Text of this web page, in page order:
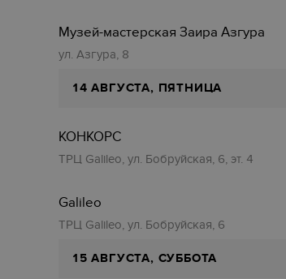
Музей-мастерская Заира Азгура
ул. Азгура, 8
14 АВГУСТА, ПЯТНИЦА
КОНКОРС
ТРЦ Galileo, ул. Бобруйская, 6, эт. 4
Galileo
ТРЦ Galileo, ул. Бобруйская, 6
15 АВГУСТА, СУББОТА